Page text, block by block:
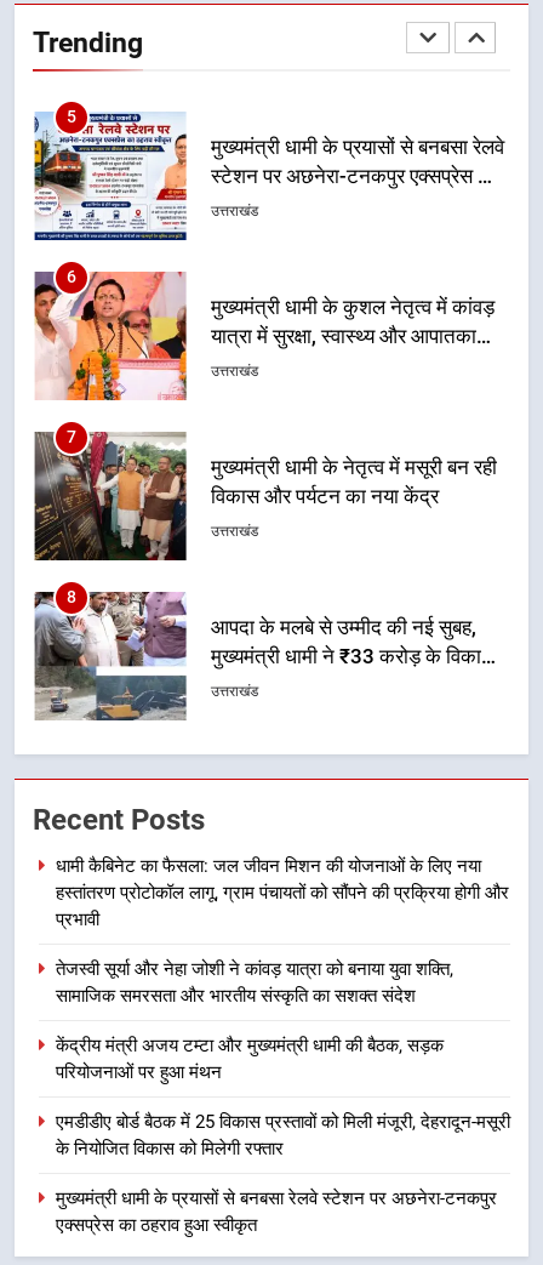
Trending
स्टेशन पर अछनेरा-टनकपुर एक्सप्रेस का
6
मुख्यमंत्री धामी के कुशल नेतृत्व में कांवड़
यात्रा में सुरक्षा, स्वास्थ्य और आपातकालीन
सेवाओं की बनी मजबूत व्यवस्था
उत्तराखंड
7
मुख्यमंत्री धामी के नेतृत्व में मसूरी बन रही
विकास और पर्यटन का नया केंद्र
उत्तराखंड
8
आपदा के मलबे से उम्मीद की नई सुबह,
मुख्यमंत्री धामी ने ₹33 करोड़ के विकास
और राहत कार्यों से धराली को फिर खड़ा
उत्तराखंड
1
धामी कैबिनेट का फैसला: जल जीवन
मिशन की योजनाओं के लिए नया हस्तांतरण
प्रोटोकॉल लागू, ग्राम पंचायतों को सौंपने
उत्तराखंड
समरसता और भारतीय संस्कृति का सशक्त
संदेश
उत्तराखंड
3
केंद्रीय मंत्री अजय टम्टा और मुख्यमंत्री
धामी की बैठक, सड़क परियोजनाओं पर
4
एमडीडीए बोर्ड बैठक में 25 विकास प्रस्तावों
को मिली मंजूरी, देहरादून-मसूरी के
Recent Posts
धामी कैबिनेट का फैसला: जल जीवन मिशन की योजनाओं के लिए नया
हस्तांतरण प्रोटोकॉल लागू, ग्राम पंचायतों को सौंपने की प्रक्रिया होगी और
प्रभावी
तेजस्वी सूर्या और नेहा जोशी ने कांवड़ यात्रा को बनाया युवा शक्ति,
सामाजिक समरसता और भारतीय संस्कृति का सशक्त संदेश
केंद्रीय मंत्री अजय टम्टा और मुख्यमंत्री धामी की बैठक, सड़क
परियोजनाओं पर हुआ मंथन
एमडीडीए बोर्ड बैठक में 25 विकास प्रस्तावों को मिली मंजूरी, देहरादून-मसूरी
के नियोजित विकास को मिलेगी रफ्तार
मुख्यमंत्री धामी के प्रयासों से बनबसा रेलवे स्टेशन पर अछनेरा-टनकपुर
एक्सप्रेस का ठहराव हुआ स्वीकृत